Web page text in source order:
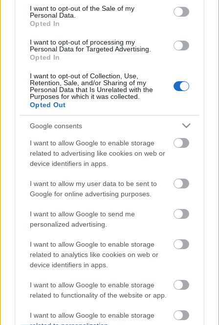
consent section.
I want to opt-out of the Sale of my
Personal Data.
Opted In
I want to opt-out of processing my
Personal Data for Targeted Advertising.
Opted In
I want to opt-out of Collection, Use,
Retention, Sale, and/or Sharing of my
Personal Data that Is Unrelated with the
Purposes for which it was collected.
Opted Out
Google consents
I want to allow Google to enable storage
related to advertising like cookies on web or
device identifiers in apps.
I want to allow my user data to be sent to
Google for online advertising purposes.
I want to allow Google to send me
personalized advertising.
I want to allow Google to enable storage
related to analytics like cookies on web or
device identifiers in apps.
I want to allow Google to enable storage
related to functionality of the website or app.
I want to allow Google to enable storage
Címkék:uncle acid and the deadbeats
Ajánlott bejegyzések:
Még idén jön az új Uncle Acid & the
deadbeats lemez
Deadbeats lemez
Underground híradó: RAW
DISTRACTIONS
Elindult a Green Day TV!